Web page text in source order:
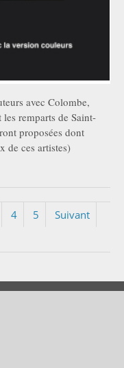
avec Colombe,
les remparts de Saint-
proposées dont
de ces artistes)
4 5
Suivant